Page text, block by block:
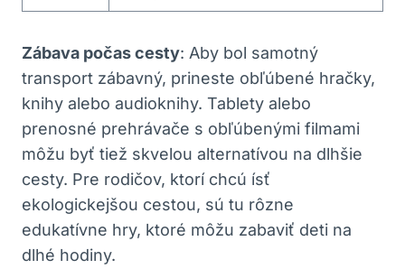
Zábava počas cesty: Aby bol samotný
transport zábavný, prineste obľúbené hračky,
knihy alebo audioknihy. Tablety alebo
prenosné prehrávače s obľúbenými filmami
môžu byť tiež skvelou alternatívou na dlhšie
cesty. Pre rodičov, ktorí chcú ísť
ekologickejšou cestou, sú tu rôzne
edukatívne hry, ktoré môžu zabaviť deti na
dlhé hodiny.